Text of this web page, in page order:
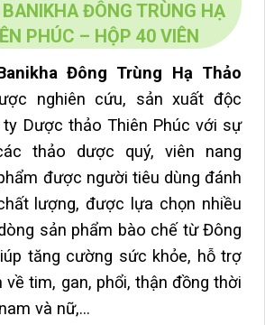
ĐÔNG TRÙNG HẠ
PHÚC – HỘP 40 VIÊN
Đông Trùng Hạ Thảo
nghiên cứu, sản xuất độc
Dược thảo Thiên Phúc với sự
thảo dược quý, viên nang
được người tiêu dùng đánh
lượng, được lựa chọn nhiều
sản phẩm bào chế từ Đông
tăng cường sức khỏe, hỗ trợ
về tim, gan, phổi, thận đồng thời
và nữ,…